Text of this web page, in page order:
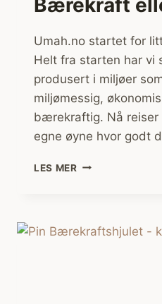
Umah.no startet for
Helt fra starten har vi
produsert i miljøer
miljømessig,
bærekraftig. Nå reiser
egne øyne hvor godt
LES MERBÆREKRAFT